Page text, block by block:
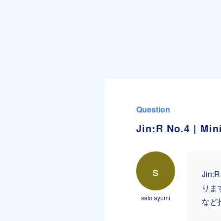
Question
Jin:R No.4 |
s
sato ayumi
り
など